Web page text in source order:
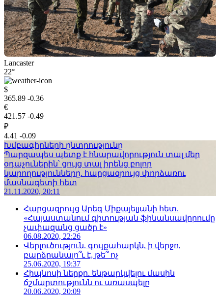
Lancaster
22°
$
365.89 -0.36
€
421.57 -0.49
₽
4.41 -0.09
Խմբագիրների ընտրությունը
Պարզապես պետք է հնարավորություն տալ մեր
օդաչուներին՝ ցույց տալ իրենց բոլոր
կարողությունները. հարցազրույց փորձառու
մասնագետի հետ
21.11.2020, 20:11
Հարցազրույց Արեգ Միքայելյանի հետ.
«Հայաստանում գիտության ֆինանսավորումը
չափազանց ցածր է»
06.08.2020, 22:26
Վերլուծություն. գույքահարկն, ի վերջո,
բարձրանալո՞ւ է, թե՞ ոչ
25.06.2020, 19:37
Հիպնոսի ներքո. ենթարկվելու մասին
ճշմարտությունն ու առասպելը
20.06.2020, 20:09